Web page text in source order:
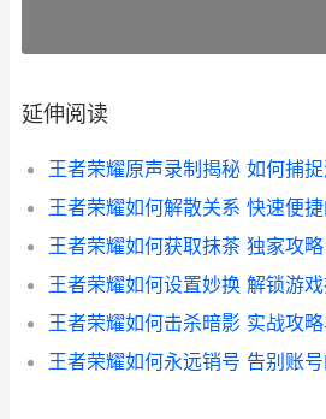
延伸阅读
王者荣耀如何解散关系 快速便
王者荣耀如何永远销号 告别账